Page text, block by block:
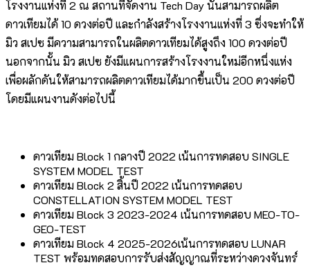
โรงงานแห่งที่ 2 ณ สถานที่จัดงาน Tech Day นั้นสามารถผลิต
ดาวเทียมได้ 10 ดวงต่อปี และกำลังสร้างโรงงานแห่งที่ 3 ซึ่งจะทำให้
มิว สเปซ มีความสามารถในผลิตดาวเทียมได้สูงถึง 100 ดวงต่อปี
นอกจากนั้น มิว สเปซ ยังมีแผนการสร้างโรงงานใหม่อีกหนึ่งแห่ง
เพื่อผลักดันให้สามารถผลิตดาวเทียมได้มากขึ้นเป็น 200 ดวงต่อปี
โดยมีแผนงานดังต่อไปนี้
ดาวเทียม Block 1 กลางปี 2022 เน้นการทดสอบ SINGLE
SYSTEM MODEL TEST
ดาวเทียม Block 2 สิ้นปี 2022 เน้นการทดสอบ
CONSTELLATION SYSTEM MODEL TEST
ดาวเทียม Block 3 2023-2024 เน้นการทดสอบ MEO-TO-
GEO-TEST
ดาวเทียม Block 4 2025-2026เน้นการทดสอบ LUNAR
TEST พร้อมทดสอบการรับส่งสัญญาณที่ระหว่างดวงจันทร์